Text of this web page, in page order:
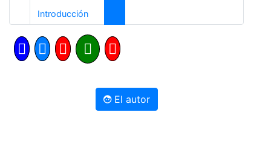
IntroducciónAnterior
El autor